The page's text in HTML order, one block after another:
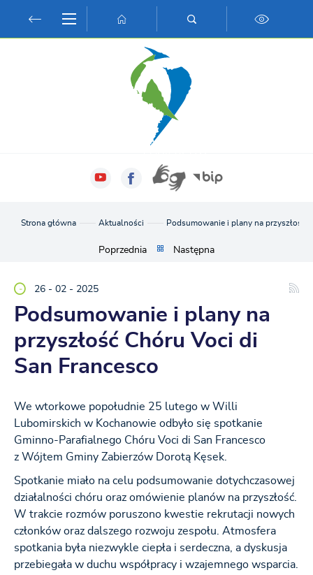
Przejdź do wyszukiwarki.
Przejdź do ustawień wielkości czcionki.
Włącz wersję kontrastową strony.
Strona główna Aktualności Podsumowanie i plany na przyszłość
Poprzednia Następna
26 - 02 - 2025
Podsumowanie i plany na
przyszłość Chóru Voci di
San Francesco
We wtorkowe popołudnie 25 lutego w Willi
Lubomirskich w Kochanowie odbyło się spotkanie
Gminno-Parafialnego Chóru Voci di San Francesco
z Wójtem Gminy Zabierzów Dorotą Kęsek.
Spotkanie miało na celu podsumowanie dotychczasowej
działalności chóru oraz omówienie planów na przyszłość.
W trakcie rozmów poruszono kwestie rekrutacji nowych
członków oraz dalszego rozwoju zespołu. Atmosfera
spotkania była niezwykle ciepła i serdeczna, a dyskusja
przebiegała w duchu współpracy i wzajemnego wsparcia.